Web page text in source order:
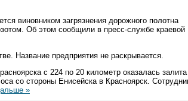
виновником загрязнения дорожного полотна
Об этом сообщили в пресс-службе краевой
Название предприятия не раскрывается.
с 224 по 20 километр оказалась залита
со стороны Енисейска в Красноярск.
»